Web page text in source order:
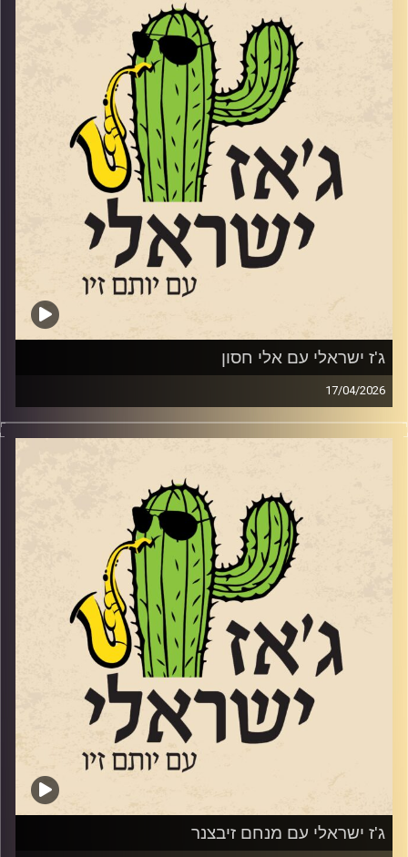
ועלה לארץ בגיל 3, מנגן שנים בסקסופון שנים, אבל חליל היה
הכלי הראשון שלו. אחיו הוא הרוקיסט מני בגר. בנו סתיו הלחין
בין היתר את "שני משוגעים" ואת השיר זוכה האירוויזיון "טוי".
זכה בפרס ראש הממשלה למלחינים ולפני 4 בפרס של משרד
התרבות על שם אריק איינשטיין, הוא בא אלינו כדי לחגוג את
ה -18 שלו. שוחחנו איתו על המוזיקה שלנו ועל פילוסופיית
החיים שלו.
ג'ז ישראלי עם אלי חסון
17/04/2026
החצוצרן והמלחין אלי חסון
שהוציא לפני מספר חודשים את אלבומו השני הוא דמות
ייחודית. לא רק בגלל שהיה בגיל 61 כשאלבום הבכורה יצא,
אלא בגלל הסאונד המיוחד
https://youtu.be/zjgy9Sw0c38?si=rOfYz1h-ZgMlzrax
והבחירות המוזיקליות שלו. שוחחנו איתו באולפן על מוזיקה,
על שקט ועל מה שביניהם
רותם בר-אילן
ג'ז ישראלי עם מנחם זיבצנר